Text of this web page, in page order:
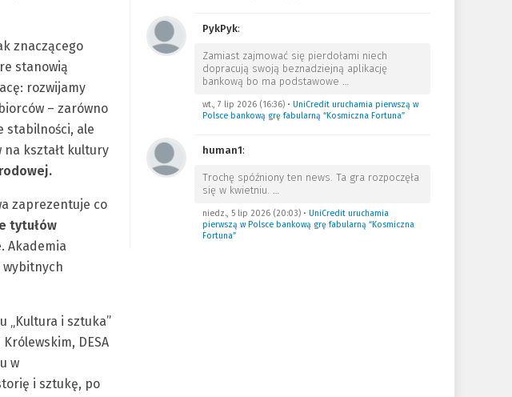
znaczącego
stanowią
rozwijamy
– zarówno
stabilności, ale
na kształt kultury
zaprezentuje co
tytułów
. Akademia
wybitnych
„Kultura i sztuka”
DESA
w
i sztukę, po
PykPyk:
Zamiast zajmować się pierdołami niech
dopracują swoją beznadziejną aplikację
bankową bo ma podstawowe …
wt., 7 lip 2026 (16:36)• UniCredit uruchamia pierwszą w
Polsce bankową grę fabularną “Kosmiczna Fortuna”
human1:
Trochę spóźniony ten news. Ta gra rozpoczęła
się w kwietniu. …
niedz., 5 lip 2026 (20:03)• UniCredit uruchamia
pierwszą w Polsce bankową grę fabularną “Kosmiczna
Fortuna”